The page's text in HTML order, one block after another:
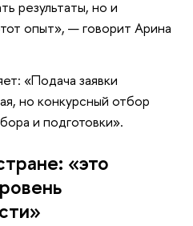
результаты, но и
опыт», — говорит Арина
«Подача заявки
но конкурсный отбор
и подготовки».
«это